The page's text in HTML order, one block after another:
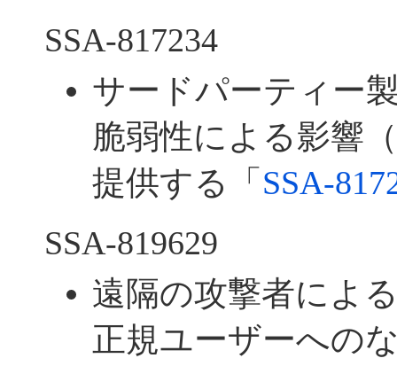
SSA-817234
サードパーティー
脆弱性による影響
提供する「 SSA-
SSA-819629
遠隔の攻撃者によ
正規ユーザーへの